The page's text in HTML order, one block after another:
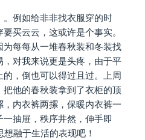
例如给非非找衣服穿的时
买云云，这或许是个事实。
每每从一堆春秋装和冬装找
对我来说更是头疼，由于平
，倒也可以得过且过。上周
他的春秋装拿到了衣柜的顶
内衣裤两摞，保暖内衣裤一
抽屉，秩序井然，伸手即
融于生活的表现吧！